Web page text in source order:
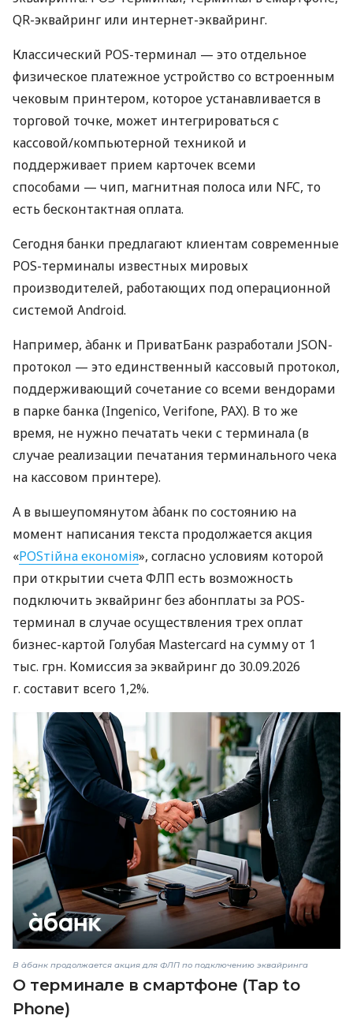
QR-эквайринг или интернет-эквайринг.
Классический POS-терминал — это отдельное
физическое платежное устройство со встроенным
чековым принтером, которое устанавливается в
торговой точке, может интегрироваться с
кассовой/компьютерной техникой и
поддерживает прием карточек всеми
способами — чип, магнитная полоса или NFC, то
есть бесконтактная оплата.
Сегодня банки предлагают клиентам современные
POS-терминалы известных мировых
производителей, работающих под операционной
системой Android.
Например, àбанк и ПриватБанк разработали JSON-
протокол — это единственный кассовый протокол,
поддерживающий сочетание со всеми вендорами
в парке банка (Ingenico, Verifone, PAX). В то же
время, не нужно печатать чеки с терминала (в
случае реализации печатания терминального чека
на кассовом принтере).
А в вышеупомянутом àбанк по состоянию на
момент написания текста продолжается акция
«POSтійна економія», согласно условиям которой
при открытии счета ФЛП есть возможность
подключить эквайринг без абонплаты за POS-
терминал в случае осуществления трех оплат
бизнес-картой Голубая Mastercard на сумму от 1
тыс. грн. Комиссия за эквайринг до 30.09.2026
г. составит всего 1,2%.
В àбанк продолжается акция для ФЛП по подключению эквайринга
О терминале в смартфоне (Tap to
Phone)